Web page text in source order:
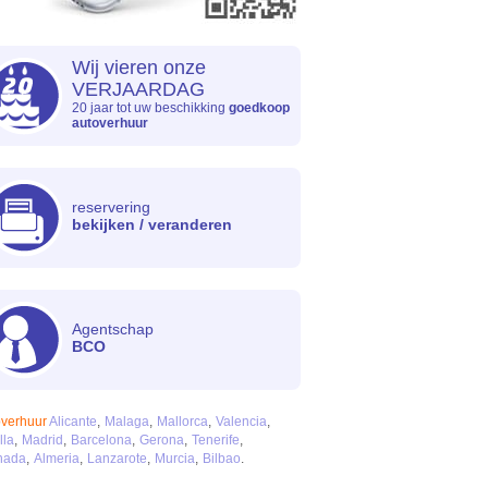
Wij vieren onze
VERJAARDAG
20 jaar tot uw beschikking goedkoop
autoverhuur
reservering
bekijken / veranderen
Agentschap
BCO
Alicante Malaga Mallorca Valencia
Madrid Barcelona Gerona Tenerife
Almeria Lanzarote Murcia Bilbao